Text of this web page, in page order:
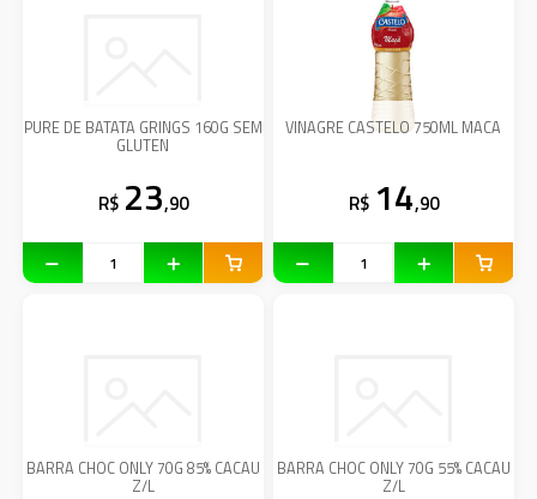
PURE DE BATATA GRINGS 160G SEM
GLUTEN
R$ 23,90
VINAGRE CASTELO 750ML MACA
R$ 14,90
BARRA CHOC ONLY 70G 85% CACAU
Z/L
BARRA CHOC ONLY 70G 55% CACAU
Z/L